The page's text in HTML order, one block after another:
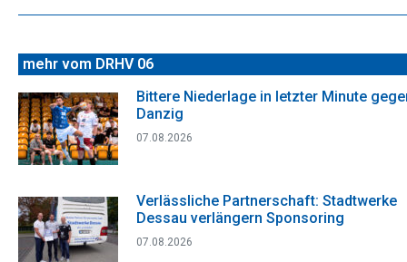
mehr vom DRHV 06
Bittere Niederlage in letzter Minute
Danzig
07.08.2026
Verlässliche Partnerschaft: Stadtwerke
Dessau verlängern Sponsoring
07.08.2026